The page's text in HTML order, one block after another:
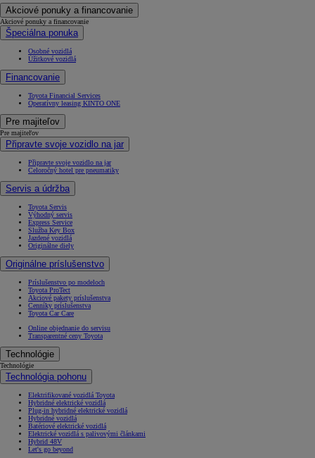
Akciové ponuky a financovanie
Akciové ponuky a financovanie
Špeciálna ponuka
Osobné vozidlá
Úžitkové vozidlá
Financovanie
Toyota Financial Services
Operatívny leasing KINTO ONE
Pre majiteľov
Pre majiteľov
Připravte svoje vozidlo na jar
Připravte svoje vozidlo na jar
Celoročný hotel pre pneumatiky
Servis a údržba
Toyota Servis
Výhodný servis
Express Service
Služba Key Box
Jazdené vozidlá
Originálne diely
Originálne príslušenstvo
Príslušenstvo po modeloch
Toyota ProTect
Akciové pakety príslušenstva
Cenníky príslušenstva
Toyota Car Care
Online objednanie do servisu
Transparentné ceny Toyota
Technológie
Technológie
Technológia pohonu
Elektrifikované vozidlá Toyota
Hybridné elektrické vozidlá
Plug-in hybridné elektrické vozidlá
Hybridné vozidlá
Batériové elektrické vozidlá
Elektrické vozidlá s palivovými článkami
Hybrid 48V
Let's go beyond